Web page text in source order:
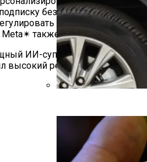
без рекламы,
ситуацию и
также снизит стоимость
ИИ-суперкомпьютер в
рейтинг